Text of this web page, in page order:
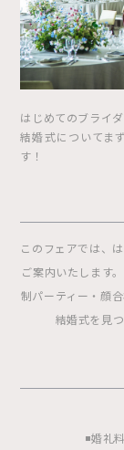
はじめてのブライ
結婚式についてま
す！
このフェアでは、
ご案内いたします
制パーティー・顔
結婚式を見
◾️婚礼